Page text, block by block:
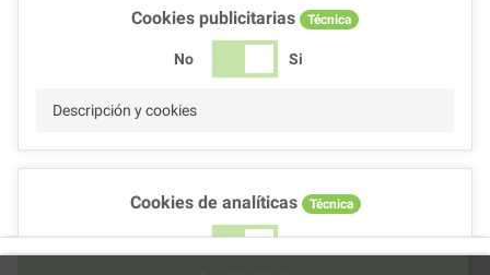
Cookies publicitarias Técnica
No Si
Descripción y cookies
Cookies de analíticas Técnica
No Si